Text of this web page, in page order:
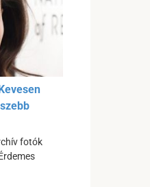
fotók